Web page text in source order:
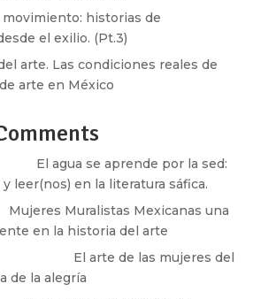
historias de
el exilio. (Pt.3)
arte. Las condiciones reales de
arte en México
El agua se aprende por la sed:
leer(nos) en la literatura sáfica.
Mujeres Muralistas Mexicanas una
en la historia del arte
El arte de las mujeres del
de la alegría